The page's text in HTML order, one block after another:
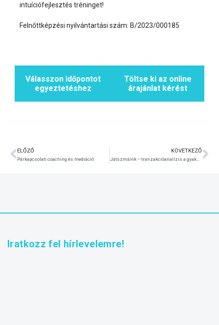
intuíciófejlesztés tréninget!
Felnőttképzési nyilvántartási szám: B/2023/000185
Válasszon időpontot
egyeztetéshez
Töltse ki az online
árajánlat kérést
ELŐZŐ
Párkapcsolati coaching és mediáció
KÖVETKEZŐ
Játszmáink – tranzakcióanalízis a gyakorlatban tréning cégeknek
Iratkozz fel hírlevelemre!